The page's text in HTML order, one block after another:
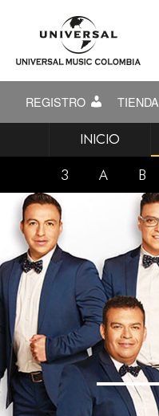
REGISTRO TIENDA
INICIO
3 A B